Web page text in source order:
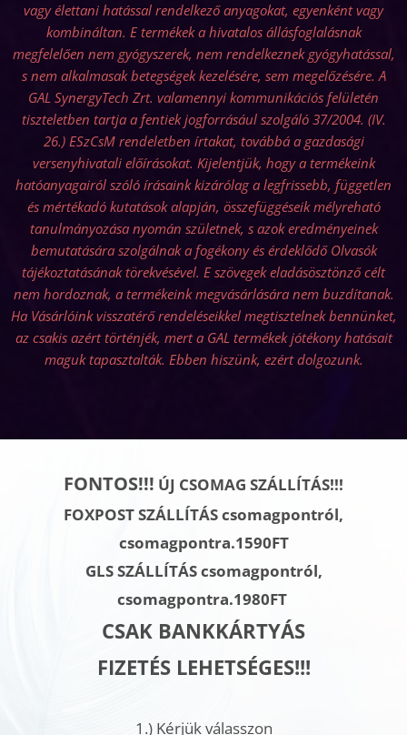
vagy élettani hatással rendelkező anyagokat, egyenként vagy
kombináltan. E termékek a hivatalos állásfoglalásnak
megfelelően nem gyógyszerek, nem rendelkeznek gyógyhatással,
s nem alkalmasak betegségek kezelésére, sem megelőzésére. A
GAL SynergyTech Zrt. valamennyi kommunikációs felületén
tiszteletben tartja a fentiek jogforrásául szolgáló 37/2004. (IV.
26.) ESzCsM rendeletben írtakat, továbbá a gazdasági
versenyhivatali előírásokat. Kijelentjük, hogy a termékeink
hatóanyagairól szóló írásaink kizárólag a legfrissebb, független
és mértékadó kutatások alapján, összefüggéseik mélyreható
tanulmányozása nyomán születnek, s azok eredményeinek
bemutatására szolgálnak a fogékony és érdeklődő Olvasók
tájékoztatásának törekvésével. E szövegek eladásösztönző célt
nem hordoznak, a termékeink megvásárlására nem buzdítanak.
Ha Vásárlóink visszatérő rendeléseikkel megtisztelnek bennünket,
az csakis azért történjék, mert a GAL termékek jótékony hatásait
maguk tapasztalták. Ebben hiszünk, ezért dolgozunk.
FONTOS!!! ÚJ CSOMAG SZÁLLÍTÁS!!!
FOXPOST SZÁLLÍTÁS csomagpontról,
csomagpontra.1590FT
GLS SZÁLLÍTÁScsomagpontról,
csomagpontra.1980FT
CSAK BANKKÁRTYÁS
FIZETÉS LEHETSÉGES!!!
1.)Kérjük válasszon